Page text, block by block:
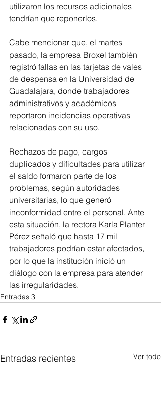
utilizaron los recursos adicionales
tendrían que reponerlos.
Cabe mencionar que, el martes
pasado, la empresa Broxel también
registró fallas en las tarjetas de vales
de despensa en la Universidad de
Guadalajara, donde trabajadores
administrativos y académicos
reportaron incidencias operativas
relacionadas con su uso.
Rechazos de pago, cargos
duplicados y dificultades para utilizar
el saldo formaron parte de los
problemas, según autoridades
universitarias, lo que generó
inconformidad entre el personal. Ante
esta situación, la rectora Karla Planter
Pérez señaló que hasta 17 mil
trabajadores podrían estar afectados,
por lo que la institución inició un
diálogo con la empresa para atender
las irregularidades.
Entradas 3
Entradas recientes Ver todo